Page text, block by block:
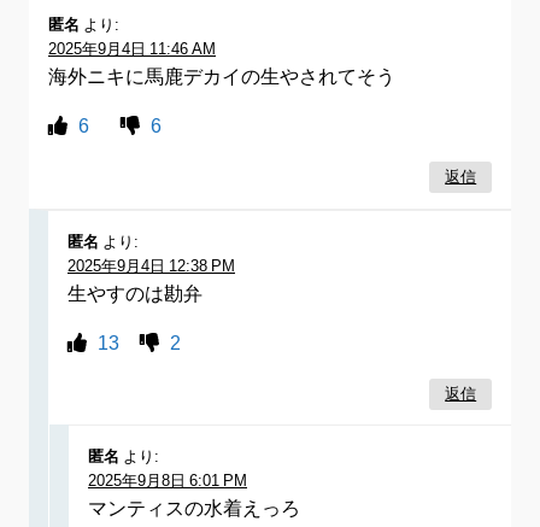
匿名 より:
2025年9月4日 11:46 AM
海外ニキに馬鹿デカイの生やされてそう
6 6
返信
匿名 より:
2025年9月4日 12:38 PM
生やすのは勘弁
13 2
返信
匿名 より:
2025年9月8日 6:01 PM
マンティスの水着えっろ